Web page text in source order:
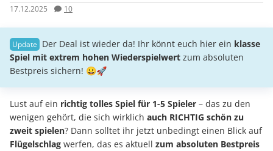
17.12.2025 10
Der Deal ist wieder da! Ihr könnt euch hier ein klasse
Spiel mit extrem hohen Wiederspielwert zum absoluten
Bestpreis sichern! 😀🚀
Lust auf ein richtig tolles Spiel für 1-5 Spieler – das zu den
wenigen gehört, die sich wirklich auch RICHTIG schön zu
zweit spielen? Dann solltet ihr jetzt unbedingt einen Blick auf
Flügelschlag werfen, das es aktuell zum absoluten Bestpreis